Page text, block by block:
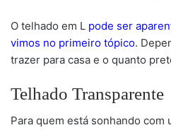
O telhado em L pode ser
vimos no primeiro tópico.
trazer para casa e o quanto
Telhado Transparente
Para quem está sonhando